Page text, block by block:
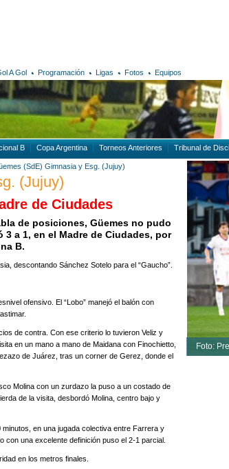
A Gol Programación Ligas Fotos Equipos
B Copa Argentina Torneos Anteriores Tribunal de
(SdE) Gimnasia y Esg. (Jujuy)
(Jujuy)
de Ciudades
de posiciones, Güemes no pudo
a 1, en el Madre de Ciudades, por
B.
descontando Sánchez Sotelo para el “Gaucho”.
ofensivo. El “Lobo” manejó el balón con
de contra. Con ese criterio lo tuvieron Veliz y
en un mano a mano de Maidana con Finochietto,
de Juárez, tras un corner de Gerez, donde el
Molina con un zurdazo la puso a un costado de
de la visita, desbordó Molina, centro bajo y
en una jugada colectiva entre Farrera y
con una excelente definición puso el 2-1 parcial.
en los metros finales.
Foto: